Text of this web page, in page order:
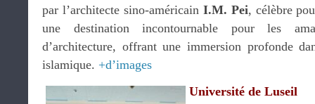
par l’architecte sino-américain I.M. Pei, célèbre
une destination incontournable pour les
d’architecture, offrant une immersion profonde
islamique. +d’images
Université de Luseil